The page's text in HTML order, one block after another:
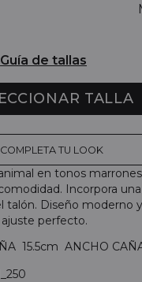
Guía de tallas
TALLA
COMPLETA TU LOOK
en tonos
Incorpora
talón. Diseño moderno
perfecto.
15.5cm ANCHO